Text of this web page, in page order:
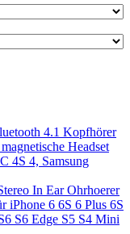
In Ear Ohrhoerer
iPhone 6 6S 6 Plus 6S
S6 Edge S5 S4 Mini